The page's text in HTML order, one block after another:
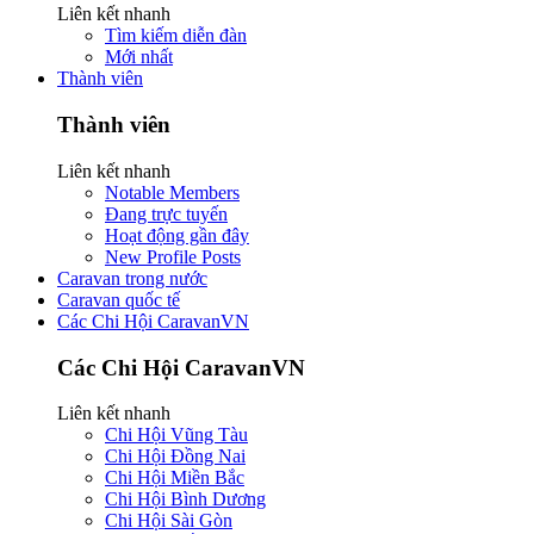
Liên kết nhanh
Tìm kiếm diễn đàn
Mới nhất
Thành viên
Thành viên
Liên kết nhanh
Notable Members
Đang trực tuyến
Hoạt động gần đây
New Profile Posts
Caravan trong nước
Caravan quốc tế
Các Chi Hội CaravanVN
Các Chi Hội CaravanVN
Liên kết nhanh
Chi Hội Vũng Tàu
Chi Hội Đồng Nai
Chi Hội Miền Bắc
Chi Hội Bình Dương
Chi Hội Sài Gòn